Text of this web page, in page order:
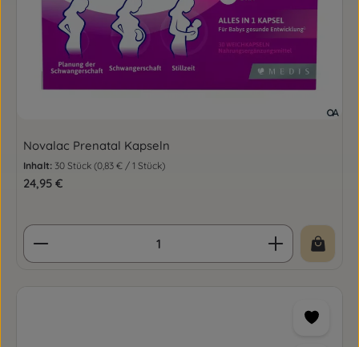
Novalac Prenatal Kapseln
Inhalt: 30 Stück (0,83 € / 1 Stück)
Regulärer Preis:
24,95 €
Produkt Anzahl: Gib den gewünschten Wert